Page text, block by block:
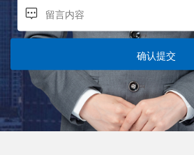
确认提交